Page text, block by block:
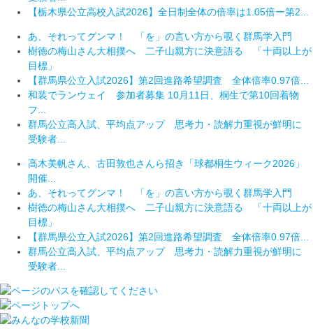
【栃木県公立高校入試2026】全日制全体の倍率は1.05倍ー第2...
あ、それってグンマ！ 「を」の言い方から覗く群馬学入門
樹徳の梅山さん大相撲へ 二子山親方に決意語る 「十両以上が
目標」
【群馬県公立入試2026】第2回進路希望調査 全体倍率0.97倍...
和装でランウェイ 参加者募集 10月11日、桐生で第10回着物
フ...
群馬公立高入試、平均点アップ 思考力・読解力重視が鮮明に
受験者...
高木美帆さん、古田敦也さんら招き「球都桐生ウィーク2026」
開催...
あ、それってグンマ！ 「を」の言い方から覗く群馬学入門
樹徳の梅山さん大相撲へ 二子山親方に決意語る 「十両以上が
目標」
【群馬県公立入試2026】第2回進路希望調査 全体倍率0.97倍...
群馬公立高入試、平均点アップ 思考力・読解力重視が鮮明に
受験者...